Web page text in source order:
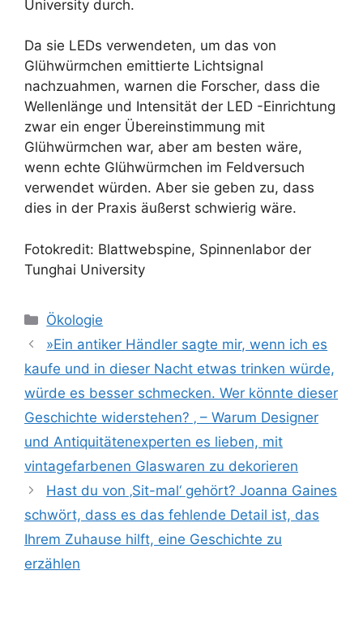
University durch.
Da sie LEDs verwendeten, um das von
Glühwürmchen emittierte Lichtsignal
nachzuahmen, warnen die Forscher, dass die
Wellenlänge und Intensität der LED -Einrichtung
zwar ein enger Übereinstimmung mit
Glühwürmchen war, aber am besten wäre,
wenn echte Glühwürmchen im Feldversuch
verwendet würden. Aber sie geben zu, dass
dies in der Praxis äußerst schwierig wäre.
Fotokredit: Blattwebspine, Spinnenlabor der
Tunghai University
Kategorien
Ökologie
»Ein antiker Händler sagte mir, wenn ich es
kaufe und in dieser Nacht etwas trinken würde,
würde es besser schmecken. Wer könnte dieser
Geschichte widerstehen? ‚ – Warum Designer
und Antiquitätenexperten es lieben, mit
vintagefarbenen Glaswaren zu dekorieren
Hast du von ‚Sit-mal‘ gehört? Joanna Gaines
schwört, dass es das fehlende Detail ist, das
Ihrem Zuhause hilft, eine Geschichte zu
erzählen